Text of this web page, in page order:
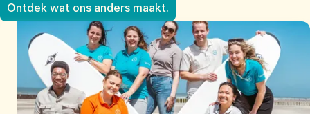
Ontdek wat ons anders maakt.